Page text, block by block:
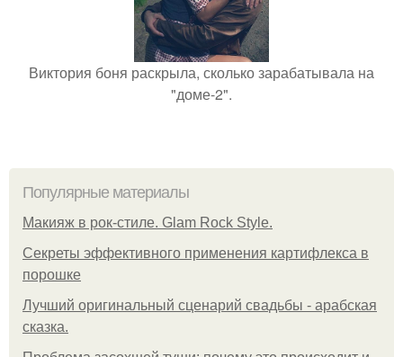
Виктория боня раскрыла, сколько зарабатывала на
"доме-2".
Популярные материалы
Макияж в рок-стиле. Glam Rock Style.
Секреты эффективного применения картифлекса в
порошке
Лучший оригинальный сценарий свадьбы - арабская
сказка.